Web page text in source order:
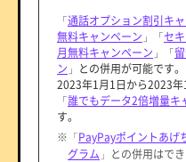
「通話オプション割引キ
無料キャンペーン 」「セ
月無料キャンペーン 」「
ン 」との併用が可能です。
2023年1月1日から2023年
「誰でもデータ2倍増量キ
す。
※「PayPayポイントあげ
グラム 」との併用はでき